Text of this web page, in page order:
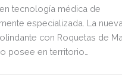
tecnología médica de
especializada. La
con Roquetas de
posee en territorio